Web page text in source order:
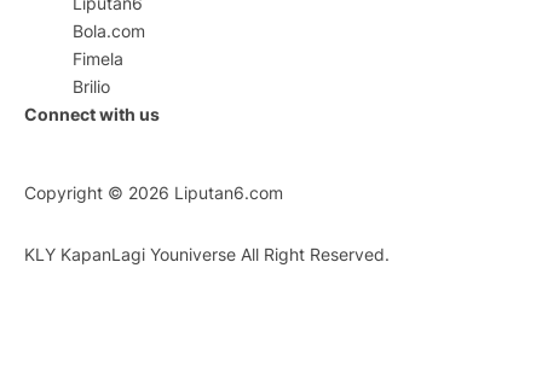
Bola.com
Fimela
Brilio
Connect with us
Copyright © 2026 Liputan6.com
KLY KapanLagi Youniverse All Right Reserved.